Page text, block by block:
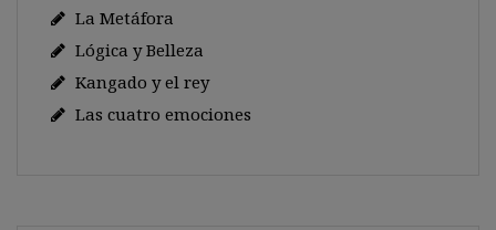
La Metáfora
Lógica y Belleza
Kangado y el rey
Las cuatro emociones